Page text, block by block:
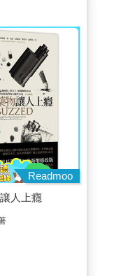
Readmoo
人上癮